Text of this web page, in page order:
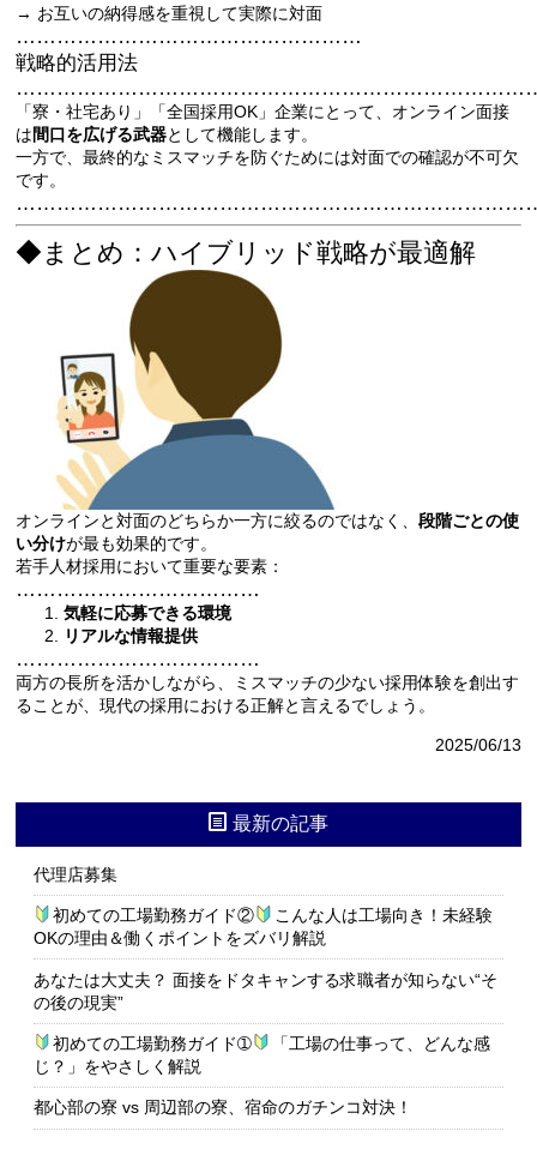
→ お互いの納得感を重視して実際に対面
……………………………………………
戦略的活用法
「寮・社宅あり」「全国採用OK」企業にとって、オンライン面接
は間口を広げる武器として機能します。
一方で、最終的なミスマッチを防ぐためには対面での確認が不可欠
です。
◆まとめ：ハイブリッド戦略が最適解
オンラインと対面のどちらか一方に絞るのではなく、段階ごとの使
い分けが最も効果的です。
若手人材採用において重要な要素：
………………………………
気軽に応募できる環境
リアルな情報提供
………………………………
両方の長所を活かしながら、ミスマッチの少ない採用体験を創出す
ることが、現代の採用における正解と言えるでしょう。
2025/06/13
最新の記事
代理店募集
初めての工場勤務ガイド②
こんな人は工場向き！未経験
OKの理由＆働くポイントをズバリ解説
あなたは大丈夫？ 面接をドタキャンする求職者が知らない“そ
の後の現実”
初めての工場勤務ガイド➀
「工場の仕事って、どんな感
じ？」をやさしく解説
都心部の寮 vs 周辺部の寮、宿命のガチンコ対決！